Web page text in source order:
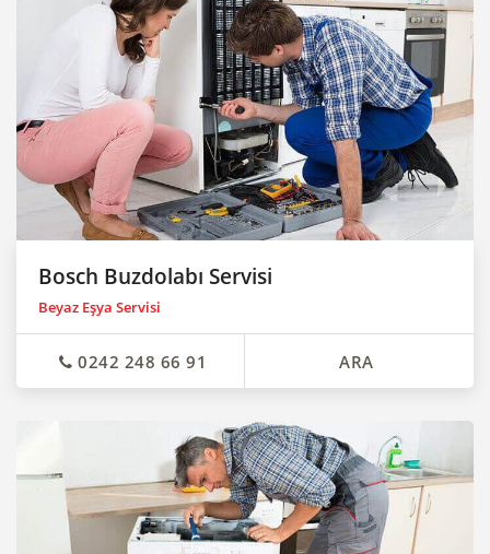
Bosch Buzdolabı Servisi
Beyaz Eşya Servisi
0242 248 66 91 ARA